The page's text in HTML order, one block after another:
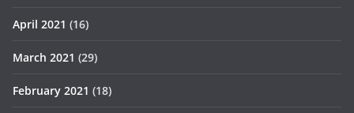
April 2021 (16)
March 2021 (29)
February 2021 (18)